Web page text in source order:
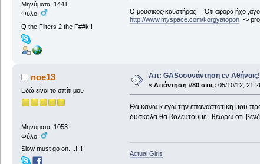
Μηνύματα: 1441
Φύλο:
Q the Filters 2 the F##k!!
Ο μουσικος-καυστήρας . Ότι αφορά ήχο
http://www.myspace.com/korgyatopon->
noe13
Εδώ είναι το σπίτι μου
Μηνύματα: 1053
Φύλο:
Slow must go on....!!!!
Απ: GASοσυνάντηση εν
« Απάντηση #80 στις: 05/10/12,
Θα κανω κ εγω την επαναστατικη μου
δυσκολα θα βολευτουμε...θεωρω οτι
Actual Girls